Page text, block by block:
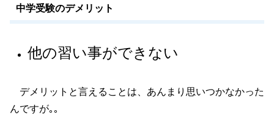
中学受験のデメリット
他の習い事ができない
デメリットと言えることは、あんまり思いつかなかった
んですが｡｡